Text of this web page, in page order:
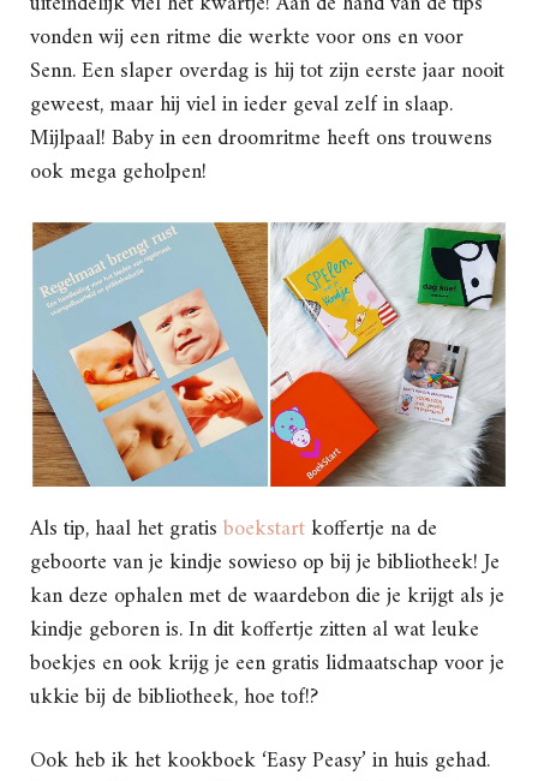
vonden wij een ritme die werkte voor ons en voor
Senn. Een slaper overdag is hij tot zijn eerste jaar nooit
geweest, maar hij viel in ieder geval zelf in slaap.
Mijlpaal! Baby in een droomritme heeft ons trouwens
ook mega geholpen!
Als tip, haal het gratisboekstartkoffertje na de
geboorte van je kindje sowieso op bij je bibliotheek! Je
kan deze ophalen met de waardebon die je krijgt als je
kindje geboren is. In dit koffertje zitten al wat leuke
boekjes en ook krijg je een gratis lidmaatschap voor je
ukkie bij de bibliotheek, hoe tof!?
Ook heb ik het kookboek ‘Easy Peasy’ in huis gehad.